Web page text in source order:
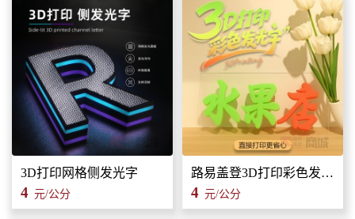
3D打印网格侧发光字
4 元/公分
路易盖登3D打印彩色发光字广告招牌广告标识标牌
4 元/公分